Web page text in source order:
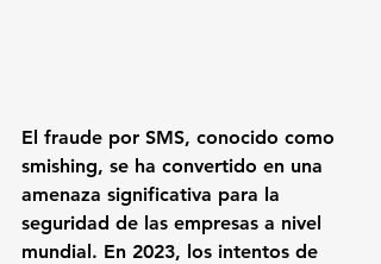
El fraude por SMS, conocido como
smishing, se ha convertido en una
amenaza significativa para la
seguridad de las empresas a nivel
mundial. En 2023, los intentos de